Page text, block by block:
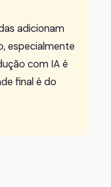
adicionam
especialmente
com IA é
final é do